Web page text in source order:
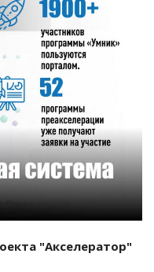
"Акселератор"